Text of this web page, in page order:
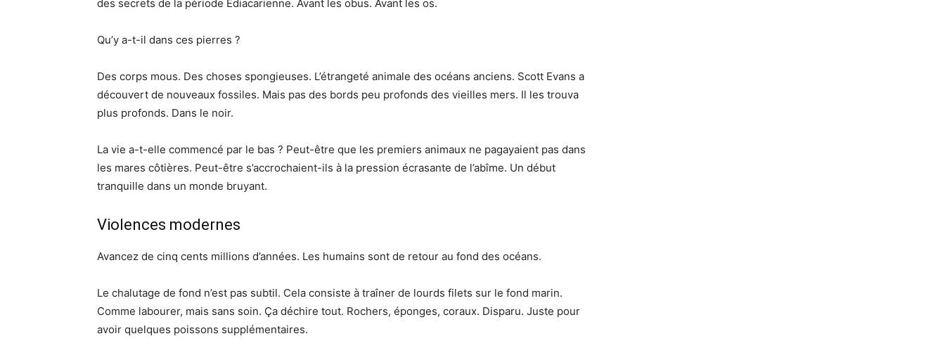
des secrets de la période Édiacarienne. Avant les obus. Avant les os.
Qu’y a-t-il dans ces pierres ?
Des corps mous. Des choses spongieuses. L’étrangeté animale des océans anciens. Scott Evans a
découvert de nouveaux fossiles. Mais pas des bords peu profonds des vieilles mers. Il les trouva
plus profonds. Dans le noir.
La vie a-t-elle commencé par le bas ? Peut-être que les premiers animaux ne pagayaient pas dans
les mares côtières. Peut-être s’accrochaient-ils à la pression écrasante de l’abîme. Un début
tranquille dans un monde bruyant.
Violences modernes
Avancez de cinq cents millions d’années. Les humains sont de retour au fond des océans.
Le chalutage de fond n’est pas subtil. Cela consiste à traîner de lourds filets sur le fond marin.
Comme labourer, mais sans soin. Ça déchire tout. Rochers, éponges, coraux. Disparu. Juste pour
avoir quelques poissons supplémentaires.